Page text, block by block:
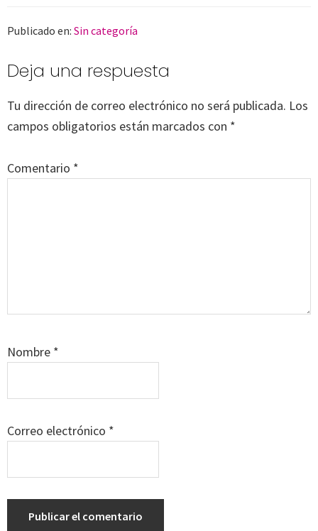
Publicado en: Sin categoría
con
los
lectores
Deja una respuesta
Tu dirección de correo electrónico no será publicada. Los
campos obligatorios están marcados con *
Comentario *
Nombre *
Correo electrónico *